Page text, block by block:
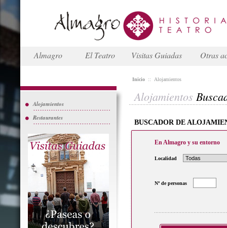
Almagro El Teatro Visitas Guiadas Otras
Alojamientos
Restaurantes
Inicio :: Alojamientos
Alojamientos
BUSCADOR DE
En Almagro y su entorno
Localidad
Nº de personas